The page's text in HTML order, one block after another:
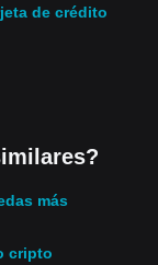
de crédito
más
cripto